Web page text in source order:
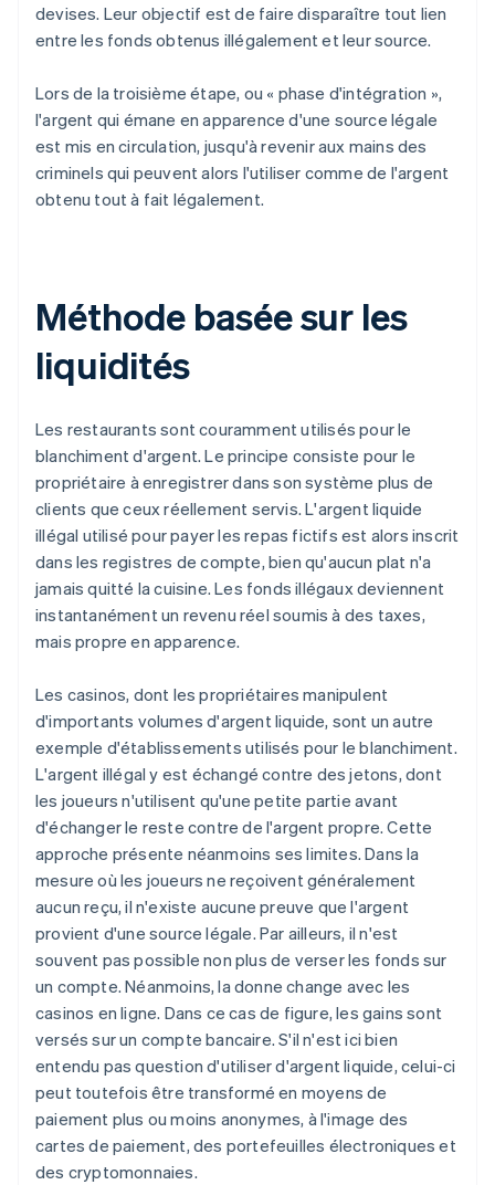
devises. Leur objectif est de faire disparaître tout lien
entre les fonds obtenus illégalement et leur source.
Lors de la troisième étape, ou « phase d'intégration »,
l'argent qui émane en apparence d'une source légale
est mis en circulation, jusqu'à revenir aux mains des
criminels qui peuvent alors l'utiliser comme de l'argent
obtenu tout à fait légalement.
Méthode basée sur les
liquidités
Les restaurants sont couramment utilisés pour le
blanchiment d'argent. Le principe consiste pour le
propriétaire à enregistrer dans son système plus de
clients que ceux réellement servis. L'argent liquide
illégal utilisé pour payer les repas fictifs est alors inscrit
dans les registres de compte, bien qu'aucun plat n'a
jamais quitté la cuisine. Les fonds illégaux deviennent
instantanément un revenu réel soumis à des taxes,
mais propre en apparence.
Les casinos, dont les propriétaires manipulent
d'importants volumes d'argent liquide, sont un autre
exemple d'établissements utilisés pour le blanchiment.
L'argent illégal y est échangé contre des jetons, dont
les joueurs n'utilisent qu'une petite partie avant
d'échanger le reste contre de l'argent propre. Cette
approche présente néanmoins ses limites. Dans la
mesure où les joueurs ne reçoivent généralement
aucun reçu, il n'existe aucune preuve que l'argent
provient d'une source légale. Par ailleurs, il n'est
souvent pas possible non plus de verser les fonds sur
un compte. Néanmoins, la donne change avec les
casinos en ligne. Dans ce cas de figure, les gains sont
versés sur un compte bancaire. S'il n'est ici bien
entendu pas question d'utiliser d'argent liquide, celui-ci
peut toutefois être transformé en moyens de
paiement plus ou moins anonymes, à l'image des
cartes de paiement, des portefeuilles électroniques et
des cryptomonnaies.